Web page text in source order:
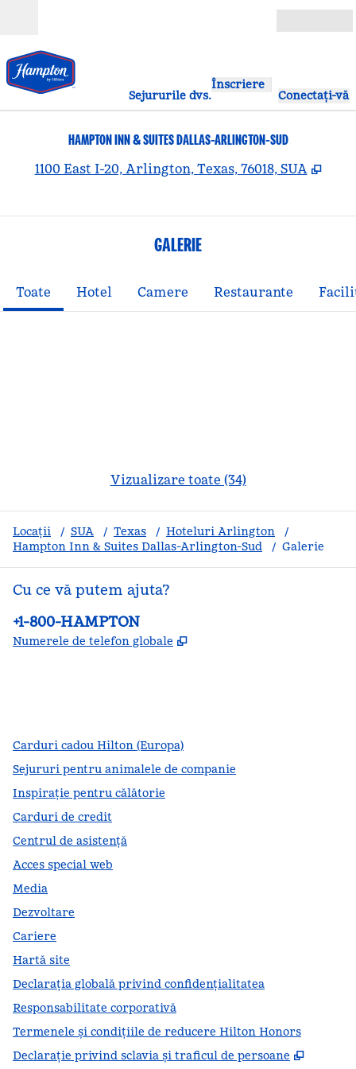
Sejururile dvs.
Înscriere
Conectați-vă
HAMPTON INN & SUITES DALLAS-ARLINGTON-SUD
1100 East I-20, Arlington, Texas, 76018, SUA ,
GALERIE
Toate Hotel Camere Restaurante
Vizualizare toate (34)
Locații / SUA / Texas / Hoteluri Arlington
/
Hampton Inn & Suites Dallas-Arlington-Sud
/ Galerie
Cu ce vă putem ajuta?
Telefon:
+1-800-HAMPTON
Numerele de telefon globale ,
Carduri cadou Hilton (Europa)
Sejururi pentru animalele de companie
Inspirație pentru călătorie
Carduri de credit
Centrul de asistență
Acces special web
Media
Dezvoltare
Cariere
Hartă site
Declarația globală privind confidenţialitatea
Responsabilitate corporativă
Termenele și condițiile de reducere Hilton Honors
Declarație privind sclavia și traficul de persoane
,